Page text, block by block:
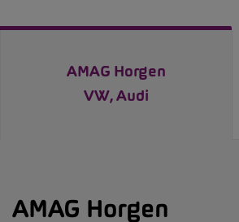
AMAG Horgen
VW, Audi
AMAG Horgen